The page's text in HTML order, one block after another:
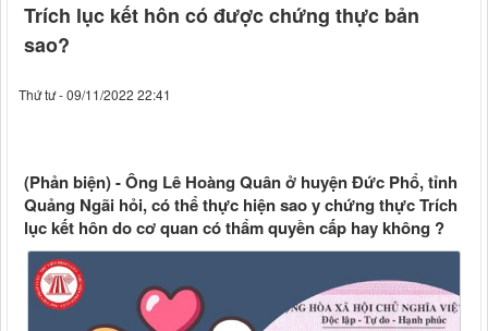
Trích lục kết hôn có được chứng thực bản
sao?
Thứ tư - 09/11/2022 22:41
(Phản biện) - Ông Lê Hoàng Quân ở huyện Đức Phổ, tỉnh
Quảng Ngãi hỏi, có thể thực hiện sao y chứng thực Trích
lục kết hôn do cơ quan có thẩm quyền cấp hay không ?